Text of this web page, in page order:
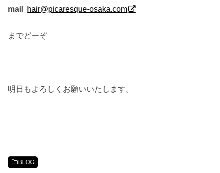
mail hair@picaresque-osaka.com
までどーぞ
明日もよろしくお願いいたします。
BLOG